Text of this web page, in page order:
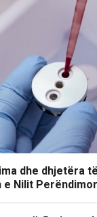
dhe dhjetëra
Nilit